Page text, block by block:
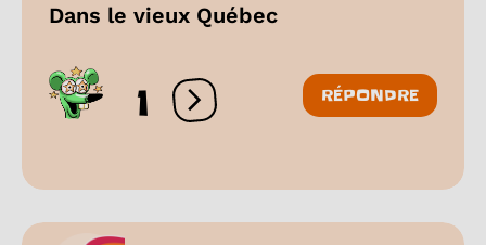
Dans le vieux Québec
1 Ouvrir les réactions
RÉPONDRE